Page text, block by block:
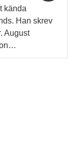
kända
Han skrev
August